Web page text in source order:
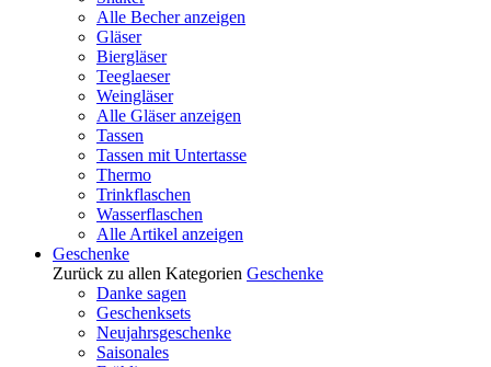
Alle Becher anzeigen
Gläser
Biergläser
Teeglaeser
Weingläser
Alle Gläser anzeigen
Tassen
Tassen mit Untertasse
Thermo
Trinkflaschen
Wasserflaschen
Alle Artikel anzeigen
Geschenke
Zurück zu allen Kategorien Geschenke
Danke sagen
Geschenksets
Neujahrsgeschenke
Saisonales